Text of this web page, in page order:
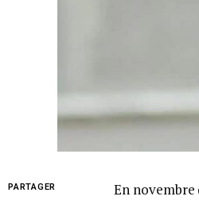
PARTAGER En novembre